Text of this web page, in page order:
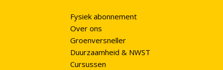
Fysiek abonnement
Over ons
Groenversneller
Duurzaamheid & NWST
Cursussen